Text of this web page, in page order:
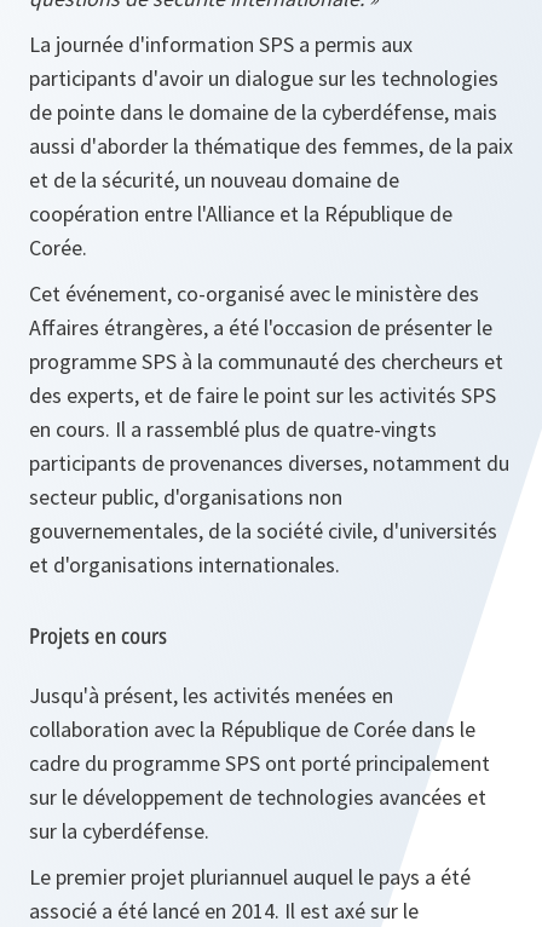
La journée d'information SPS a permis aux
participants d'avoir un dialogue sur les technologies
de pointe dans le domaine de la cyberdéfense, mais
aussi d'aborder la thématique des femmes, de la paix
et de la sécurité, un nouveau domaine de
coopération entre l'Alliance et la République de
Corée.
Cet événement, co-organisé avec le ministère des
Affaires étrangères, a été l'occasion de présenter le
programme SPS à la communauté des chercheurs et
des experts, et de faire le point sur les activités SPS
en cours. Il a rassemblé plus de quatre-vingts
participants de provenances diverses, notamment du
secteur public, d'organisations non
gouvernementales, de la société civile, d'universités
et d'organisations internationales.
Projets en cours
Jusqu'à présent, les activités menées en
collaboration avec la République de Corée dans le
cadre du programme SPS ont porté principalement
sur le développement de technologies avancées et
sur la cyberdéfense.
Le premier projet pluriannuel auquel le pays a été
associé a été lancé en 2014. Il est axé sur le